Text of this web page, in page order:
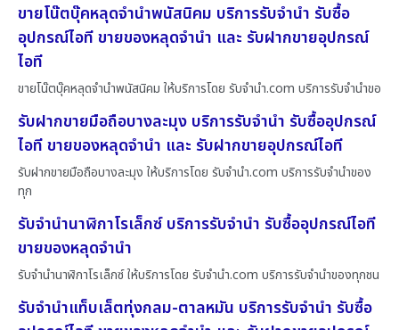
ขายโน๊ตบุ๊คหลุดจำนำพนัสนิคม บริการรับจำนำ รับซื้อ
อุปกรณ์ไอที ขายของหลุดจำนำ และ รับฝากขายอุปกรณ์
ไอที
ขายโน๊ตบุ๊คหลุดจำนำพนัสนิคม ให้บริการโดย รับจํานํา.com บริการรับจำนำขอ
รับฝากขายมือถือบางละมุง บริการรับจำนำ รับซื้ออุปกรณ์
ไอที ขายของหลุดจำนำ และ รับฝากขายอุปกรณ์ไอที
รับฝากขายมือถือบางละมุง ให้บริการโดย รับจํานํา.com บริการรับจำนำของ
ทุก
รับจำนำนาฬิกาโรเล็กซ์ บริการรับจำนำ รับซื้ออุปกรณ์ไอที
ขายของหลุดจำนำ
รับจำนำนาฬิกาโรเล็กซ์ ให้บริการโดย รับจํานํา.com บริการรับจำนำของทุกชน
รับจำนำแท็บเล็ตทุ่งกลม-ตาลหมัน บริการรับจำนำ รับซื้อ